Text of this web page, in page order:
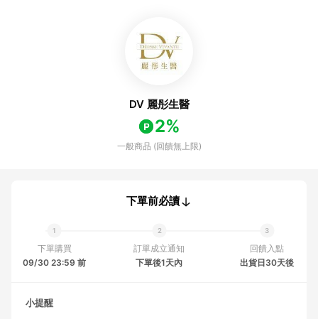
DV 麗彤生醫
2%
一般商品 (回饋無上限)
下單前必讀
下單購買
09/30 23:59 前
訂單成立通知
下單後1天內
回饋入點
出貨日30天後
小提醒